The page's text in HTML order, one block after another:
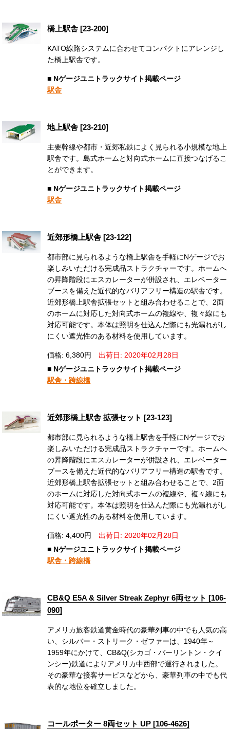
橋上駅舎 [23-200]
KATO線路システムに合わせてコンパクトにアレンジし
た橋上駅舎です。
■ Nゲージユニトラックサイト掲載ページ
駅舎
地上駅舎 [23-210]
主要幹線や都市・近郊私鉄によく見られる小規模な地上
駅舎です。島式ホームと対向式ホームに直接つなげるこ
とができます。
■ Nゲージユニトラックサイト掲載ページ
駅舎
近郊形橋上駅舎 [23-122]
都市部に見られるような橋上駅舎を手軽にNゲージでお
楽しみいただける完成品ストラクチャーです。ホームへ
の昇降階段にエスカレーターが併設され、エレベーター
ブースを備えた近代的なバリアフリー構造の駅舎です。
近郊形橋上駅舎拡張セットと組み合わせることで、2面
のホームに対応した対向式ホームの複線や、複々線にも
対応可能です。本体は照明を仕込んだ際にも光漏れがし
にくい遮光性のある材料を使用しています。
価格: 6,380円
出荷日: 2020年02月28日
■ Nゲージユニトラックサイト掲載ページ
駅舎・跨線橋
近郊形橋上駅舎 拡張セット [23-123]
都市部に見られるような橋上駅舎を手軽にNゲージでお
楽しみいただける完成品ストラクチャーです。ホームへ
の昇降階段にエスカレーターが併設され、エレベーター
ブースを備えた近代的なバリアフリー構造の駅舎です。
近郊形橋上駅舎拡張セットと組み合わせることで、2面
のホームに対応した対向式ホームの複線や、複々線にも
対応可能です。本体は照明を仕込んだ際にも光漏れがし
にくい遮光性のある材料を使用しています。
価格: 4,400円
出荷日: 2020年02月28日
■ Nゲージユニトラックサイト掲載ページ
駅舎・跨線橋
CB&Q E5A & Silver Streak Zephyr 6両セット [106-
090]
アメリカ旅客鉄道黄金時代の豪華列車の中でも人気の高
い、シルバー・ストリーク・ゼファーは、1940年～
1959年にかけて、CB&Q(シカゴ・バーリントン・クイ
ンシー)鉄道によりアメリカ中西部で運行されました。
その豪華な接客サービスなどから、豪華列車の中でも代
表的な地位を確立しました。
コールポーター 8両セット UP [106-4626]